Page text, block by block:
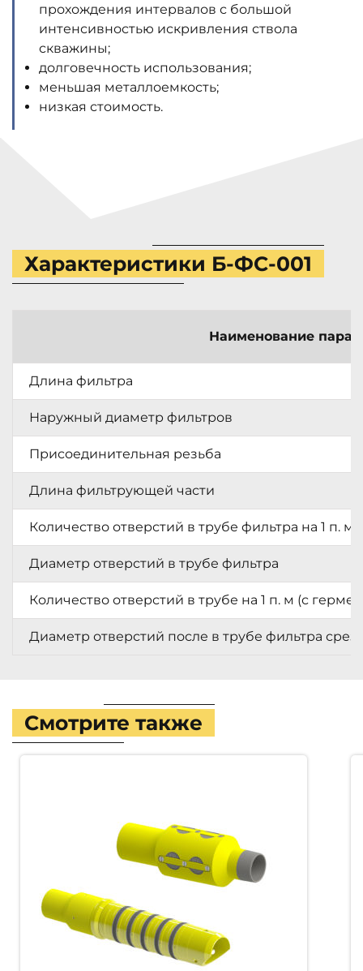
прохождения интервалов с большой
интенсивностью искривления ствола
скважины;
долговечность использования;
меньшая металлоемкость;
низкая стоимость.
Характеристики Б-ФС-001
Наименование
Длина фильтра
Наружный диаметр фильтров
Присоединительная резьба
Длина фильтрующей части
Количество отверстий в трубе фильтра на 1 п.
Диаметр отверстий в трубе фильтра
Количество отверстий в трубе на 1 п. м (с
Диаметр отверстий после в трубе фильтра
Смотрите также